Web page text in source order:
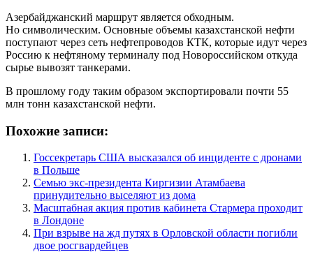
Азербайджанский маршрут является обходным.
Но символическим. Основные объемы казахстанской нефти
поступают через сеть нефтепроводов КТК, которые идут через
Россию к нефтяному терминалу под Новороссийском откуда
сырье вывозят танкерами.
В прошлому году таким образом экспортировали почти 55
млн тонн казахстанской нефти.
Похожие записи:
Госсекретарь США высказался об инциденте с дронами
в Польше
Семью экс-президента Киргизии Атамбаева
принудительно выселяют из дома
Масштабная акция против кабинета Стармера проходит
в Лондоне
При взрыве на жд путях в Орловской области погибли
двое росгвардейцев